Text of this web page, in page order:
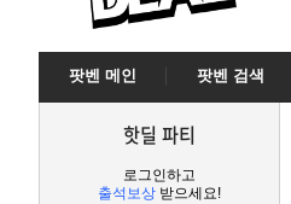
팟벤 메인 팟벤 검색
핫딜 파티
로그인하고
출석보상 받으세요!